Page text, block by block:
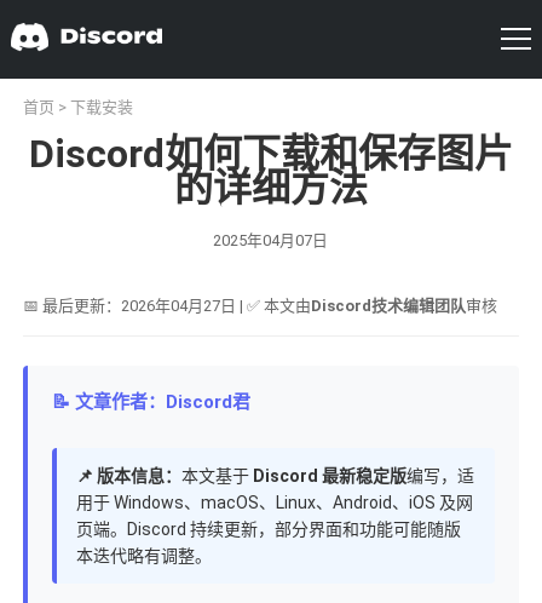
首页 > 下载安装
Discord如何下载和保存图片
的详细方法
2025年04月07日
📅 最后更新：2026年04月27日 | ✅ 本文由Discord技术编辑团队审核
📝 文章作者：Discord君
📌 版本信息： 本文基于 Discord 最新稳定版编写，适
用于 Windows、macOS、Linux、Android、iOS 及网
页端。Discord 持续更新，部分界面和功能可能随版
本迭代略有调整。